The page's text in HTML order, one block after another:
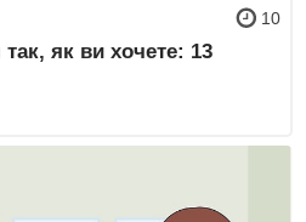
10
як ви хочете: 13